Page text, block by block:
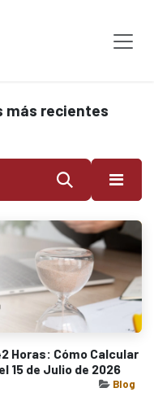
más recientes
Horas: Cómo Calcular
15 de Julio de 2026
Blog